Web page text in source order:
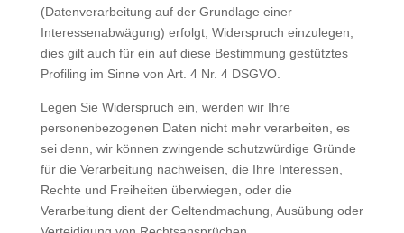
(Datenverarbeitung auf der Grundlage einer
Interessenabwägung) erfolgt, Widerspruch einzulegen;
dies gilt auch für ein auf diese Bestimmung gestütztes
Profiling im Sinne von Art. 4 Nr. 4 DSGVO.
Legen Sie Widerspruch ein, werden wir Ihre
personenbezogenen Daten nicht mehr verarbeiten, es
sei denn, wir können zwingende schutzwürdige Gründe
für die Verarbeitung nachweisen, die Ihre Interessen,
Rechte und Freiheiten überwiegen, oder die
Verarbeitung dient der Geltendmachung, Ausübung oder